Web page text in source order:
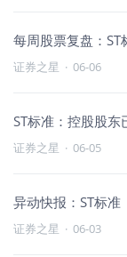
每周股票复盘：
证券之星 · 06-06
ST标准：控股股
证券之星 · 06-05
异动快报：ST标
证券之星 · 06-03